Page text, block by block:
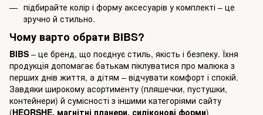
підбирайте колір і форму аксесуарів у комплекті – це
зручно й стильно.
Чому варто обрати BIBS?
BIBS – це бренд, що поєднує стиль, якість і безпеку. Їхня
продукція допомагає батькам піклуватися про малюка з
перших днів життя, а дітям – відчувати комфорт і спокій.
Завдяки широкому асортименту (пляшечки, пустушки,
контейнери) й сумісності з іншими категоріями сайту
(HEORSHE, магнітні планери, силіконові форми)